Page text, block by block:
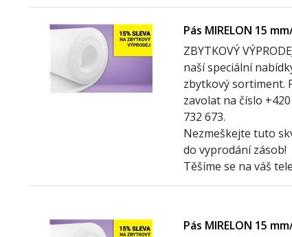
Pás MIRELON 15
ZBYTKOVÝ
naší speciální
zbytkový sortiment.
zavolat na číslo
732 673.
Nezmeškejte tuto
do vyprodání zásob!
Těšíme se na váš
Pás MIRELON 15